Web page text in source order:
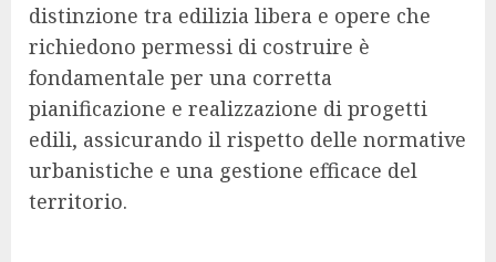
distinzione tra edilizia libera e opere che
richiedono permessi di costruire è
fondamentale per una corretta
pianificazione e realizzazione di progetti
edili, assicurando il rispetto delle normative
urbanistiche e una gestione efficace del
territorio.